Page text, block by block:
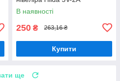
В наявності
250 ₴ 263,16 ₴
Купити
ще